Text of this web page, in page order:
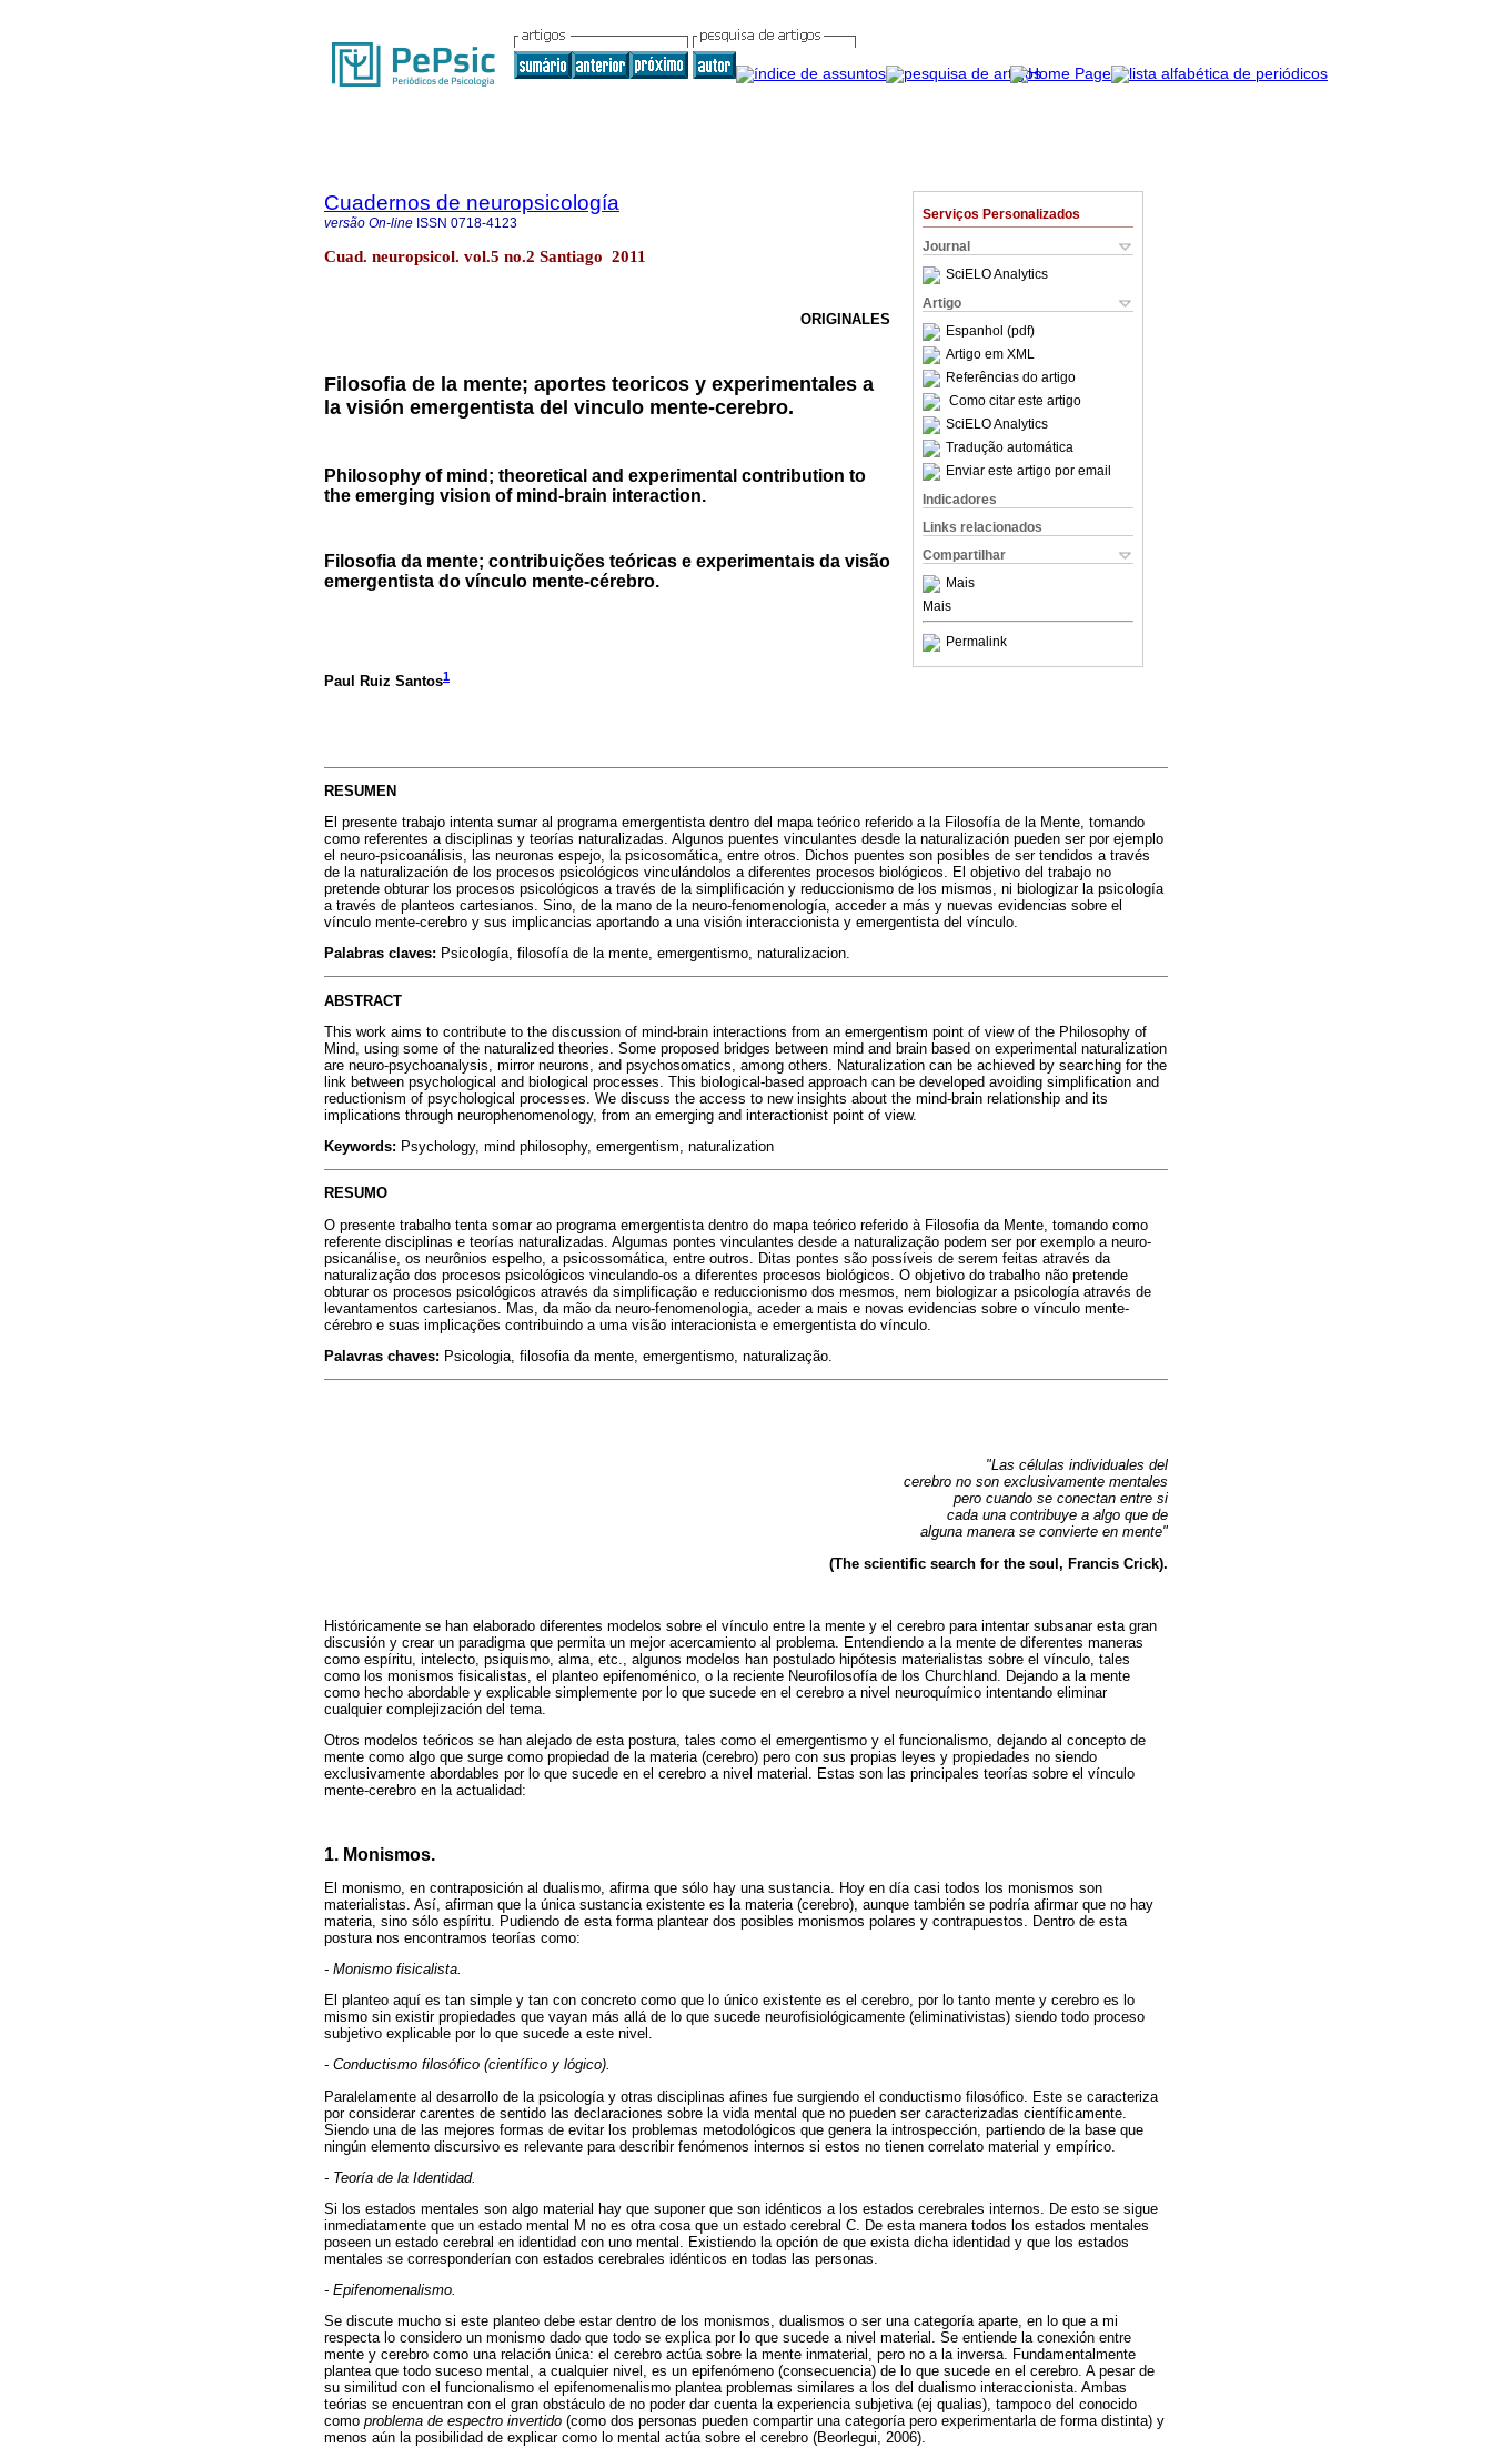
Serviços Personalizados
Journal
SciELO Analytics
Artigo
Espanhol (pdf)
Artigo em XML
Referências do artigo
Como citar este artigo
SciELO Analytics
Tradução automática
Enviar este artigo por email
Indicadores
Links relacionados
Compartilhar
Mais
Mais
Permalink
Cuadernos de neuropsicología
versão On-line ISSN 0718-4123
Cuad. neuropsicol. vol.5 no.2 Santiago 2011
ORIGINALES
Filosofia de la mente; aportes teoricos y experimentales a
la visión emergentista del vinculo mente-cerebro.
Philosophy of mind; theoretical and experimental contribution to
the emerging vision of mind-brain interaction.
Filosofia da mente; contribuições teóricas e experimentais da visão
emergentista do vínculo mente-cérebro.
Paul Ruiz Santos1
RESUMEN
El presente trabajo intenta sumar al programa emergentista dentro del mapa teórico referido a la Filosofía de la Mente, tomando
como referentes a disciplinas y teorías naturalizadas. Algunos puentes vinculantes desde la naturalización pueden ser por ejemplo
el neuro-psicoanálisis, las neuronas espejo, la psicosomática, entre otros. Dichos puentes son posibles de ser tendidos a través
de la naturalización de los procesos psicológicos vinculándolos a diferentes procesos biológicos. El objetivo del trabajo no
pretende obturar los procesos psicológicos a través de la simplificación y reduccionismo de los mismos, ni biologizar la psicología
a través de planteos cartesianos. Sino, de la mano de la neuro-fenomenología, acceder a más y nuevas evidencias sobre el
vínculo mente-cerebro y sus implicancias aportando a una visión interaccionista y emergentista del vínculo.
Palabras claves: Psicología, filosofía de la mente, emergentismo, naturalizacion.
ABSTRACT
This work aims to contribute to the discussion of mind-brain interactions from an emergentism point of view of the Philosophy of
Mind, using some of the naturalized theories. Some proposed bridges between mind and brain based on experimental naturalization
are neuro-psychoanalysis, mirror neurons, and psychosomatics, among others. Naturalization can be achieved by searching for the
link between psychological and biological processes. This biological-based approach can be developed avoiding simplification and
reductionism of psychological processes. We discuss the access to new insights about the mind-brain relationship and its
implications through neurophenomenology, from an emerging and interactionist point of view.
Keywords: Psychology, mind philosophy, emergentism, naturalization
RESUMO
O presente trabalho tenta somar ao programa emergentista dentro do mapa teórico referido à Filosofia da Mente, tomando como
referente disciplinas e teorías naturalizadas. Algumas pontes vinculantes desde a naturalização podem ser por exemplo a neuro-
psicanálise, os neurônios espelho, a psicossomática, entre outros. Ditas pontes são possíveis de serem feitas através da
naturalização dos procesos psicológicos vinculando-os a diferentes procesos biológicos. O objetivo do trabalho não pretende
obturar os procesos psicológicos através da simplificação e reduccionismo dos mesmos, nem biologizar a psicología através de
levantamentos cartesianos. Mas, da mão da neuro-fenomenologia, aceder a mais e novas evidencias sobre o vínculo mente-
cérebro e suas implicações contribuindo a uma visão interacionista e emergentista do vínculo.
Palavras chaves: Psicologia, filosofia da mente, emergentismo, naturalização.
"Las células individuales del
cerebro no son exclusivamente mentales
pero cuando se conectan entre si
cada una contribuye a algo que de
alguna manera se convierte en mente"
(The scientific search for the soul, Francis Crick).
Históricamente se han elaborado diferentes modelos sobre el vínculo entre la mente y el cerebro para intentar subsanar esta gran
discusión y crear un paradigma que permita un mejor acercamiento al problema. Entendiendo a la mente de diferentes maneras
como espíritu, intelecto, psiquismo, alma, etc., algunos modelos han postulado hipótesis materialistas sobre el vínculo, tales
como los monismos fisicalistas, el planteo epifenoménico, o la reciente Neurofilosofía de los Churchland. Dejando a la mente
como hecho abordable y explicable simplemente por lo que sucede en el cerebro a nivel neuroquímico intentando eliminar
cualquier complejización del tema.
Otros modelos teóricos se han alejado de esta postura, tales como el emergentismo y el funcionalismo, dejando al concepto de
mente como algo que surge como propiedad de la materia (cerebro) pero con sus propias leyes y propiedades no siendo
exclusivamente abordables por lo que sucede en el cerebro a nivel material. Estas son las principales teorías sobre el vínculo
mente-cerebro en la actualidad:
1. Monismos.
El monismo, en contraposición al dualismo, afirma que sólo hay una sustancia. Hoy en día casi todos los monismos son
materialistas. Así, afirman que la única sustancia existente es la materia (cerebro), aunque también se podría afirmar que no hay
materia, sino sólo espíritu. Pudiendo de esta forma plantear dos posibles monismos polares y contrapuestos. Dentro de esta
postura nos encontramos teorías como:
- Monismo fisicalista.
El planteo aquí es tan simple y tan con concreto como que lo único existente es el cerebro, por lo tanto mente y cerebro es lo
mismo sin existir propiedades que vayan más allá de lo que sucede neurofisiológicamente (eliminativistas) siendo todo proceso
subjetivo explicable por lo que sucede a este nivel.
- Conductismo filosófico (científico y lógico).
Paralelamente al desarrollo de la psicología y otras disciplinas afines fue surgiendo el conductismo filosófico. Este se caracteriza
por considerar carentes de sentido las declaraciones sobre la vida mental que no pueden ser caracterizadas científicamente.
Siendo una de las mejores formas de evitar los problemas metodológicos que genera la introspección, partiendo de la base que
ningún elemento discursivo es relevante para describir fenómenos internos si estos no tienen correlato material y empírico.
- Teoría de la Identidad.
Si los estados mentales son algo material hay que suponer que son idénticos a los estados cerebrales internos. De esto se sigue
inmediatamente que un estado mental M no es otra cosa que un estado cerebral C. De esta manera todos los estados mentales
poseen un estado cerebral en identidad con uno mental. Existiendo la opción de que exista dicha identidad y que los estados
mentales se corresponderían con estados cerebrales idénticos en todas las personas.
- Epifenomenalismo.
Se discute mucho si este planteo debe estar dentro de los monismos, dualismos o ser una categoría aparte, en lo que a mi
respecta lo considero un monismo dado que todo se explica por lo que sucede a nivel material. Se entiende la conexión entre
mente y cerebro como una relación única: el cerebro actúa sobre la mente inmaterial, pero no a la inversa. Fundamentalmente
plantea que todo suceso mental, a cualquier nivel, es un epifenómeno (consecuencia) de lo que sucede en el cerebro. A pesar de
su similitud con el funcionalismo el epifenomenalismo plantea problemas similares a los del dualismo interaccionista. Ambas
teórias se encuentran con el gran obstáculo de no poder dar cuenta la experiencia subjetiva (ej qualias), tampoco del conocido
como problema de espectro invertido (como dos personas pueden compartir una categoría pero experimentarla de forma distinta) y
menos aún la posibilidad de explicar como lo mental actúa sobre el cerebro (Beorlegui, 2006).